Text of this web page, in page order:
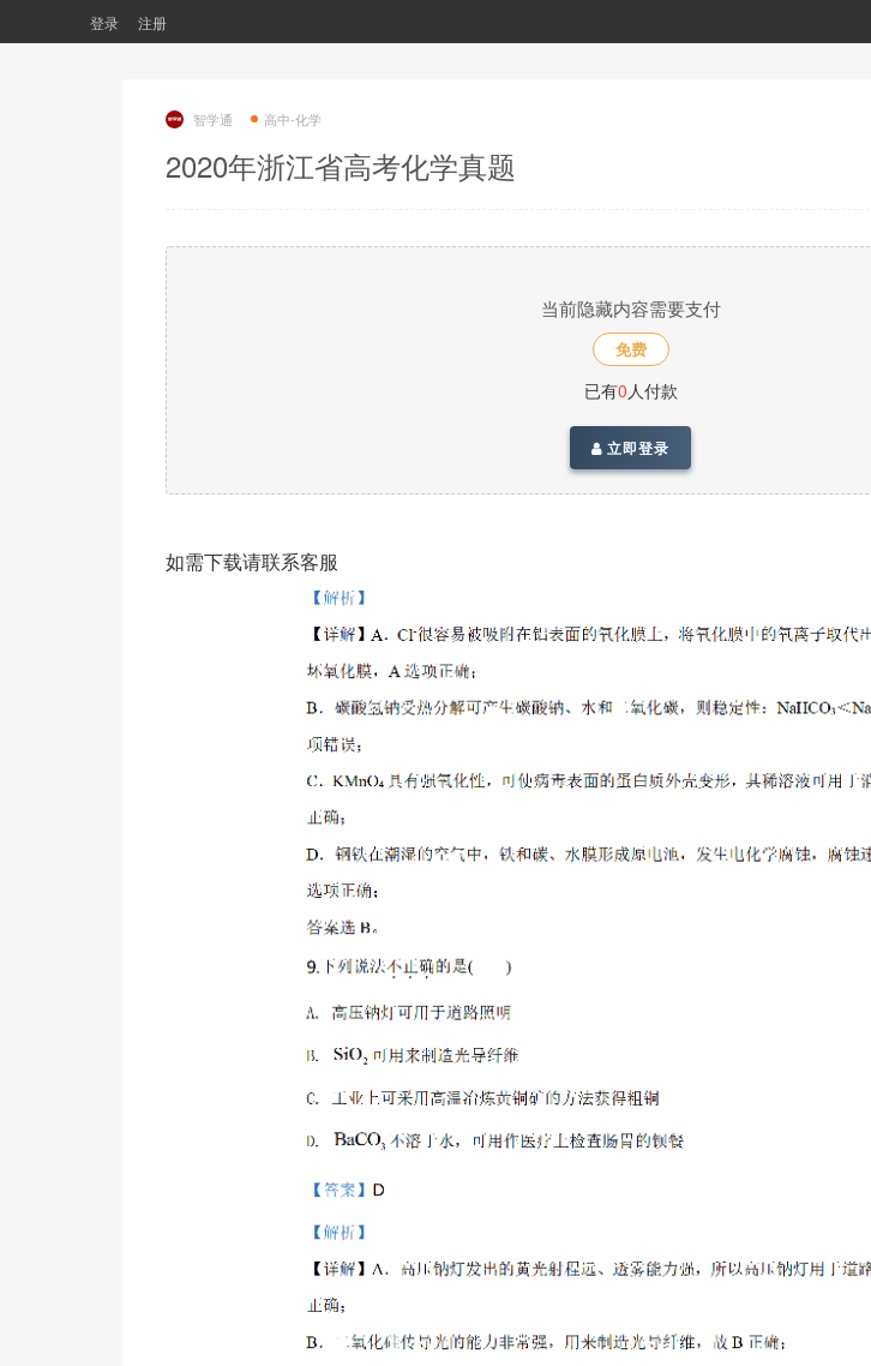
登录 注册
智学通 高中-化学
2020年浙江省高考化学真题
当前隐藏内容需要支付
免费
已有0人付款
立即登录
如需下载请联系客服